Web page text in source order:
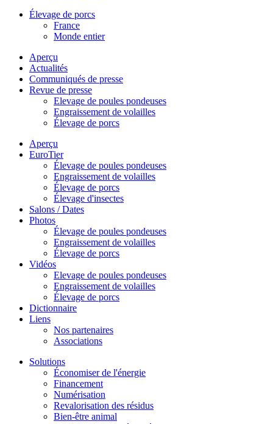
Élevage de porcs
France
Monde entier
Aperçu
Actualités
Communiqués de presse
Revue de presse
Elevage de poules pondeuses
Engraissement de volailles
Élevage de porcs
Aperçu
EuroTier
Élevage de poules pondeuses
Engraissement de volailles
Élevage de porcs
Élevage d'insectes
Salons / Dates
Photos
Élevage de poules pondeuses
Engraissement de volailles
Élevage de porcs
Vidéos
Elevage de poules pondeuses
Engraissement de volailles
Élevage de porcs
Dictionnaire
Liens
Nos partenaires
Associations
Solutions
Économiser de l'énergie
Financement
Numérisation
Revalorisation des résidus
Bien-être animal